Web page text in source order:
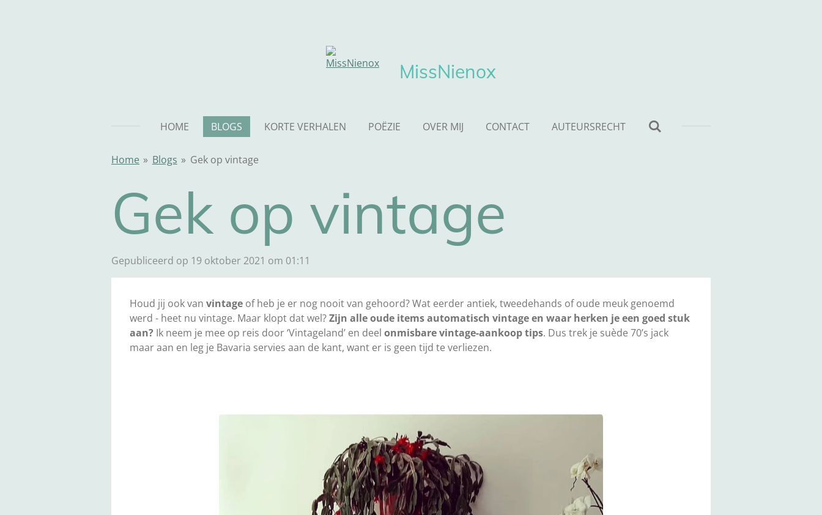
MissNienox
HOME BLOGS KORTE VERHALEN POËZIE OVER MIJ CONTACT AUTEURSRECHT
Home » Blogs » Gek op vintage
Gek op vintage
Gepubliceerd op 19 oktober 2021 om 01:11
Houd jij ook van vintage of heb je er nog nooit van gehoord? Wat eerder antiek, tweedehands of oude meuk genoemd
werd - heet nu vintage. Maar klopt dat wel?Zijn alle oude items automatisch vintage en waar herken je een goed stuk
aan? Ik neem je mee op reis door ‘Vintageland’ en deel onmisbare vintage-aankoop tips. Dus trek je suède 70’s jack
maar aan en leg je Bavaria servies aan de kant, want er is geen tijd te verliezen.